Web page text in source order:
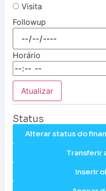
Visita
Followup
Horário
Atualizar
Status
Alterar status do
Transferir
Inserir